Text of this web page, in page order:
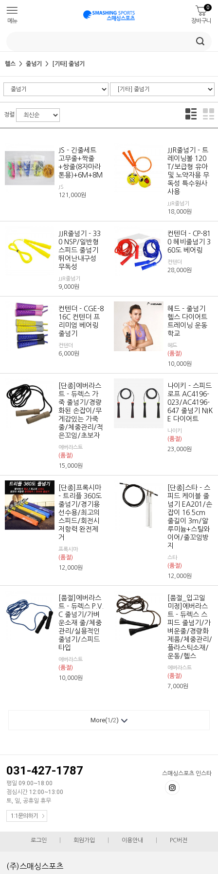
메뉴 장바구니
0
헬스 줄넘기 [기타] 줄넘기
정렬
JS - 긴줄세트
고무줄+짝줄
+쌍줄(8자마라
톤용)+6M+8M
JS
121,000원
JJR줄넘기 - 트
레이닝볼 120
T/보급형 유아
및 노약자용 무
독성 특수원사
사용
JJR줄넘기
18,000원
JJR줄넘기 - 33
0 NSP/일반형
스피드 줄넘기
뛰어난내구성
무독성
JJR줄넘기
9,000원
컨텐더 - CP-81
0 헤비줄넘기 3
60도 베어링
컨텐더
28,000원
컨텐더 - CGE-8
16C 컨텐더 프
리미엄 베어링
줄넘기
컨텐더
6,000원
헤드 - 줄넘기
헬스 다이어트
트레이닝 운동
학교
헤드
(품절)
10,000원
[단종]에버라스
트 - 듀렉스 가
죽 줄넘기/경량
화된 손잡이/무
게감있는 가죽
줄/체중관리/적
은꼬임/초보자
에버라스트
(품절)
15,000원
나이키 - 스피드
로프 AC4196-
023/AC4196-
647 줄넘기 NIK
E 다이어트
나이키
(품절)
23,000원
[단종]프록시마
- 트리플 360도
줄넘기/경기용
선수용/최고의
스피드/회전시
저항력 완전제
거
프록시마
(품절)
12,000원
[단종]스타 - 스
피드 케이블 줄
넘기 EA201/손
잡이 16.5cm
줄길이 3m/알
루미늄+스틸와
이어/줄꼬임방
지
스타
(품절)
12,000원
[품절]에버라스
트 - 듀렉스 P.V.
C 줄넘기/가벼
운소재 줄/체중
관리/실용적인
줄넘기/스피드
타입
에버라스트
(품절)
10,000원
[품절_입고일
미정]에버라스
트 - 듀렉스 스
피드 줄넘기/가
벼운줄/경량화
제품/체중관리/
플라스틱소재/
운동/헬스
에버라스트
(품절)
7,000원
More(1/2)
스매싱스포츠 인스타
031-427-1787
평일 09:00~18:00
점심시간 12:00~13:00
토, 일, 공휴일 휴무
1:1문의하기
로그인 회원가입 이용안내 PC버전
(주)스매싱스포츠